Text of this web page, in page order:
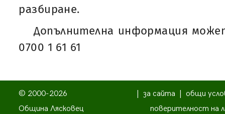
разбиране.
Допълнителна информация
0700 1 61 61
© 2000-2026
Община Лясковец
за сайта
общи
поверителност на